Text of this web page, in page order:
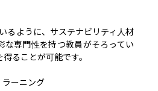
るように、サステナビリティ人材
な専門性を持つ教員がそろってい
ることが可能です。
ーニング